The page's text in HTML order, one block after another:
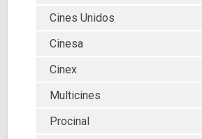
Cines Unidos
Cinesa
Cinex
Multicines
Procinal